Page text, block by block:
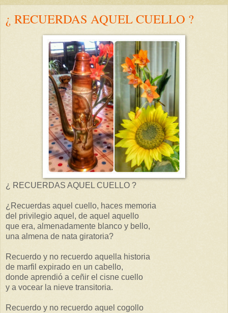
¿ RECUERDAS AQUEL CUELLO ?
¿ RECUERDAS AQUEL CUELLO ?
¿Recuerdas aquel cuello, haces memoria
del privilegio aquel, de aquel aquello
que era, almenadamente blanco y bello,
una almena de nata giratoria?
Recuerdo y no recuerdo aquella historia
de marfil expirado en un cabello,
donde aprendió a ceñir el cisne cuello
y a vocear la nieve transitoria.
Recuerdo y no recuerdo aquel cogollo